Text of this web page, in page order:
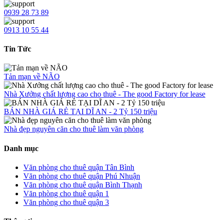
0939 28 73 89
0913 10 55 44
Tin Tức
Tản mạn về NÃO
Nhà Xưởng chất lượng cao cho thuê - The good Factory for lease
BÁN NHÀ GIÁ RẺ TẠI DĨ AN - 2 Tỷ 150 triệu
Nhà đẹp nguyên căn cho thuê làm văn phòng
Danh mục
Văn phòng cho thuê quận Tân Bình
Văn phòng cho thuê quận Phú Nhuận
Văn phòng cho thuê quận Bình Thạnh
Văn phòng cho thuê quận 1
Văn phòng cho thuê quận 3